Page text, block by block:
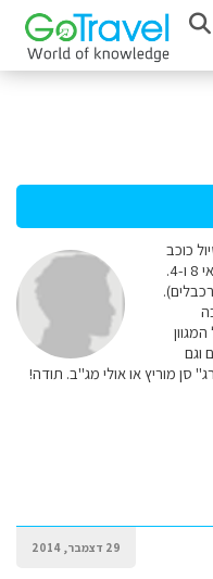
כוכב
באוגוסט של 10 ימים. טיול עם שני ילדים בגילאי 8 ו-4.
וגם
סן מוריץ או אולי מג''ב. תודה!
29 דצמבר, 2014